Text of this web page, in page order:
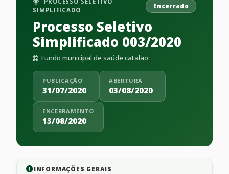
SIMPLIFICADO
Encerrado
Processo Seletivo
Simplificado 003/2020
Fundo municipal de saúde catalão
PUBLICAÇÃO
31/07/2020
ABERTURA
03/08/2020
ENCERRAMENTO
13/08/2020
INFORMAÇÕES GERAIS